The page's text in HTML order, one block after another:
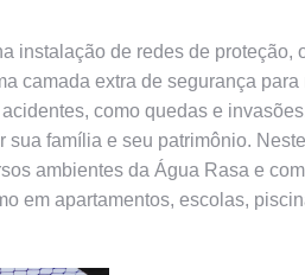
instalação de redes de proteção,
camada extra de segurança
como quedas e
família e seu patrimônio.
ambientes da Água Rasa e
em apartamentos, escolas,